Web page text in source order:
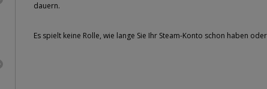
dauern.
Es spielt keine Rolle, wie lange Sie Ihr Steam-Konto schon haben